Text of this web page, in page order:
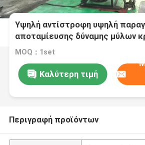
Υψηλή αντίστροφη υψηλή
αποταμίευσης δύναμης μύλων
κυλίσματος τέσσερα για το
MOQ：1set
Καλύτερη τιμή
Περιγραφή προϊόντων